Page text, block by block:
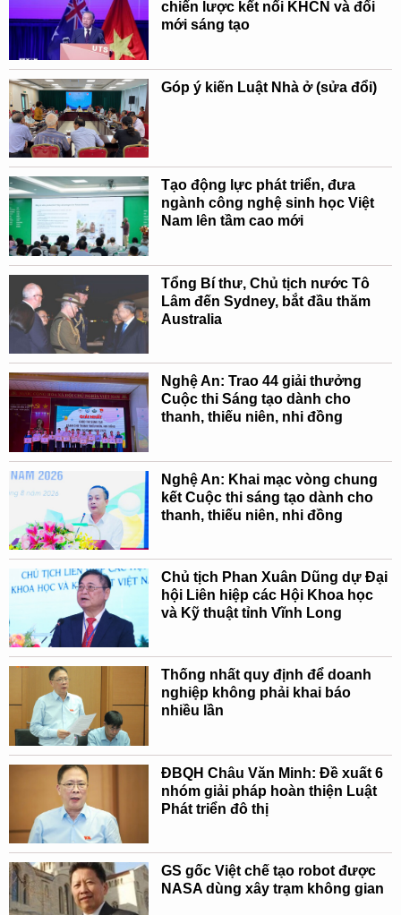
chiến lược kết nối KHCN và đổi
mới sáng tạo
Góp ý kiến Luật Nhà ở (sửa đổi)
Tạo động lực phát triển, đưa
ngành công nghệ sinh học Việt
Nam lên tầm cao mới
Tổng Bí thư, Chủ tịch nước Tô
Lâm đến Sydney, bắt đầu thăm
Australia
Nghệ An: Trao 44 giải thưởng
Cuộc thi Sáng tạo dành cho
thanh, thiếu niên, nhi đồng
Nghệ An: Khai mạc vòng chung
kết Cuộc thi sáng tạo dành cho
thanh, thiếu niên, nhi đồng
Chủ tịch Phan Xuân Dũng dự Đại
hội Liên hiệp các Hội Khoa học
và Kỹ thuật tỉnh Vĩnh Long
Thống nhất quy định để doanh
nghiệp không phải khai báo
nhiều lần
ĐBQH Châu Văn Minh: Đề xuất 6
nhóm giải pháp hoàn thiện Luật
Phát triển đô thị
GS gốc Việt chế tạo robot được
NASA dùng xây trạm không gian